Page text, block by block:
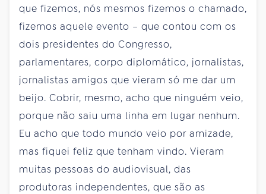
que fizemos, nós mesmos fizemos o chamado,
fizemos aquele evento – que contou com os
dois presidentes do Congresso,
parlamentares, corpo diplomático, jornalistas,
jornalistas amigos que vieram só me dar um
beijo. Cobrir, mesmo, acho que ninguém veio,
porque não saiu uma linha em lugar nenhum.
Eu acho que todo mundo veio por amizade,
mas fiquei feliz que tenham vindo. Vieram
muitas pessoas do audiovisual, das
produtoras independentes, que são as